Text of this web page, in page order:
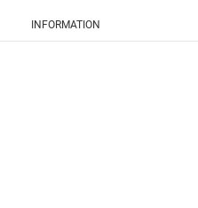
INFORMATION